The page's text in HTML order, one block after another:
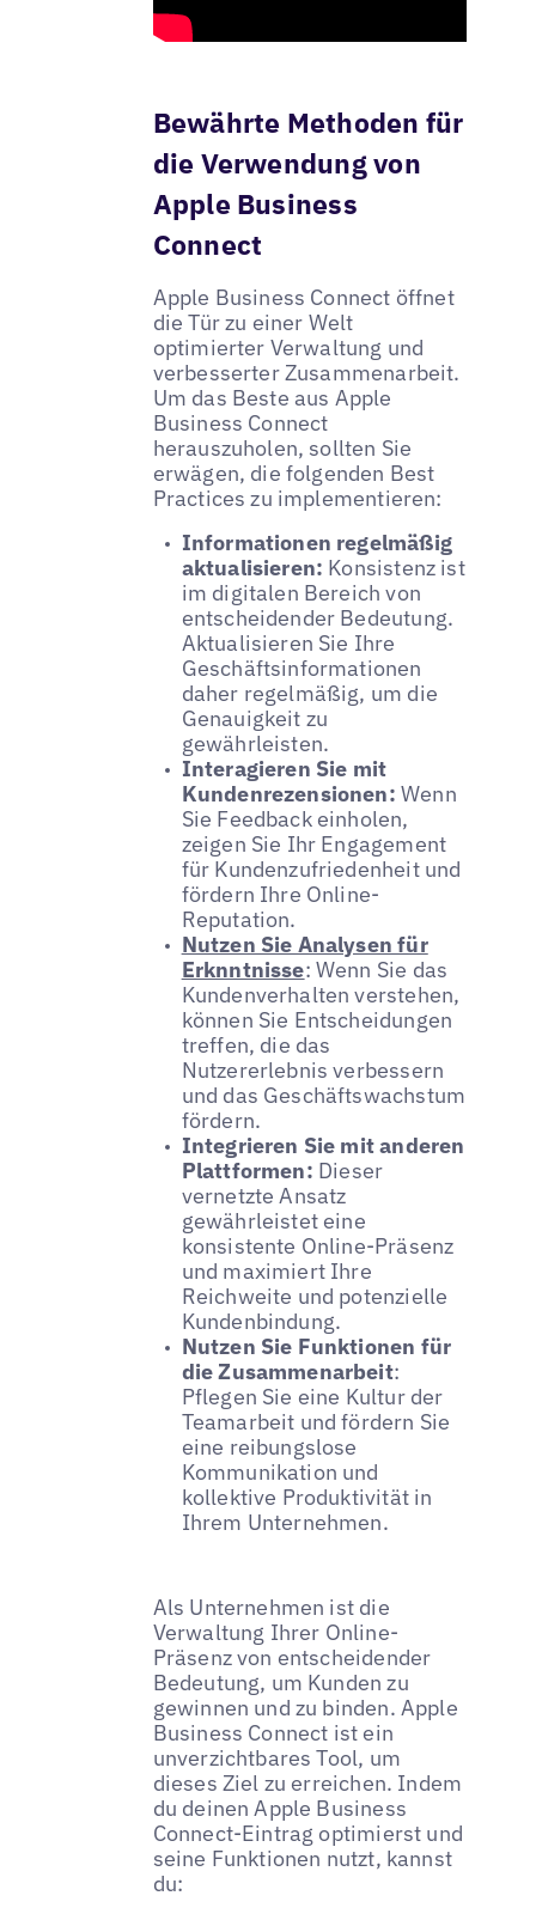
Bewährte Methoden für
die Verwendung von
Apple Business
Connect
Apple Business Connect öffnet
die Tür zu einer Welt
optimierter Verwaltung und
verbesserter Zusammenarbeit.
Um das Beste aus Apple
Business Connect
herauszuholen, sollten Sie
erwägen, die folgenden Best
Practices zu implementieren:
Informationen regelmäßig
aktualisieren: Konsistenz ist
im digitalen Bereich von
entscheidender Bedeutung.
Aktualisieren Sie Ihre
Geschäftsinformationen
daher regelmäßig, um die
Genauigkeit zu
gewährleisten.
Interagieren Sie mit
Kundenrezensionen: Wenn
Sie Feedback einholen,
zeigen Sie Ihr Engagement
für Kundenzufriedenheit und
fördern Ihre Online-
Reputation.
Nutzen Sie Analysen für
Erknntnisse: Wenn Sie das
Kundenverhalten verstehen,
können Sie Entscheidungen
treffen, die das
Nutzererlebnis verbessern
und das Geschäftswachstum
fördern.
Integrieren Sie mit anderen
Plattformen: Dieser
vernetzte Ansatz
gewährleistet eine
konsistente Online-Präsenz
und maximiert Ihre
Reichweite und potenzielle
Kundenbindung.
Nutzen Sie Funktionen für
die Zusammenarbeit:
Pflegen Sie eine Kultur der
Teamarbeit und fördern Sie
eine reibungslose
Kommunikation und
kollektive Produktivität in
Ihrem Unternehmen.
Als Unternehmen ist die
Verwaltung Ihrer Online-
Präsenz von entscheidender
Bedeutung, um Kunden zu
gewinnen und zu binden. Apple
Business Connect ist ein
unverzichtbares Tool, um
dieses Ziel zu erreichen. Indem
du deinen Apple Business
Connect-Eintrag optimierst und
seine Funktionen nutzt, kannst
du: